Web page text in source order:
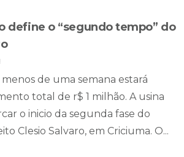
define o “segundo tempo” do
de uma semana estará
total de r$ 1 milhão. A usina
o inicio da segunda fase do
Clesio Salvaro, em Criciuma. O...